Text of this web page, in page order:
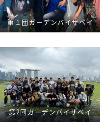
第１団ガーデンバイザベイ
第2団ガーデンバイザベイ